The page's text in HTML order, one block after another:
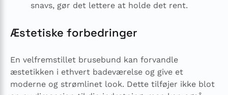
snavs, gør det lettere at holde det rent.
Æstetiske forbedringer
En velfremstillet brusebund kan forvandle
æstetikken i ethvert badeværelse og give et
moderne og strømlinet look. Dette tilføjer ikke blot